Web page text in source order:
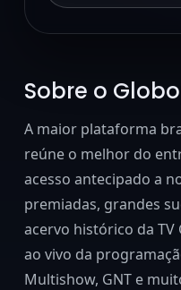
Sobre o
A maior plataforma
reúne o melhor do
acesso antecipado a
premiadas, grandes
acervo histórico da
ao vivo da
Multishow, GNT e